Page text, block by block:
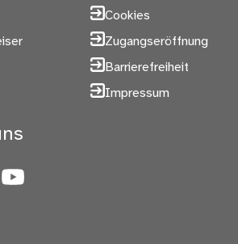
Cookies
Zugangseröffnung
Barrierefreiheit
Impressum
YouTube